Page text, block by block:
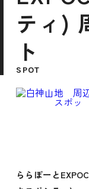
ティ)
ト
SPOT
ららぽーと